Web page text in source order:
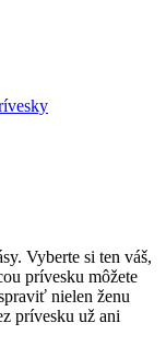
Vyberte si ten váš,
prívesku môžete
nielen ženu
prívesku už ani